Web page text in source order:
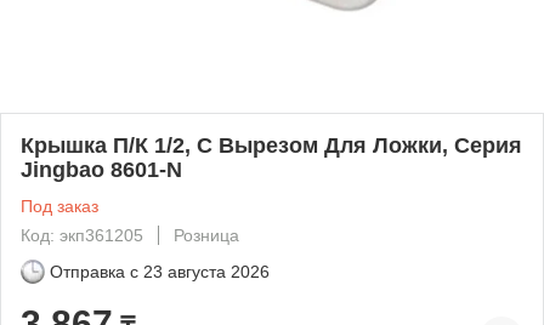
Крышка П/К 1/2, С Вырезом Для Ложки, Серия
Jingbao 8601-N
Под заказ
Код: экп361205
Розница
Отправка с 23 августа 2026